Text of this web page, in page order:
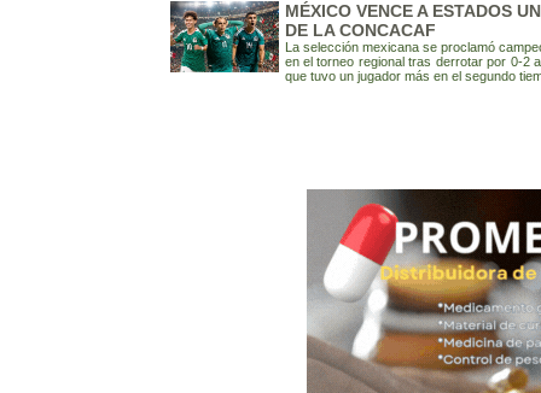
MÉXICO VENCE A ESTADOS
DE LA CONCACAF
La selección mexicana se proclamó
en el torneo regional tras derrotar por 0-2
que tuvo un jugador más en el segundo